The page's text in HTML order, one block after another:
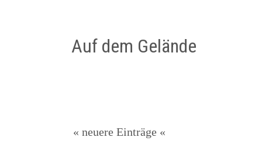
Auf dem Gelände
« neuere Einträge «